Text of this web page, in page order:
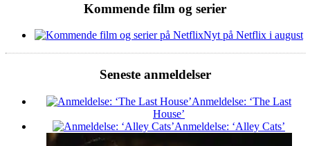
Kommende film og serier
Nyt på Netflix i august
Seneste anmeldelser
Anmeldelse: ‘The Last
House’
Anmeldelse: ‘Alley Cats’